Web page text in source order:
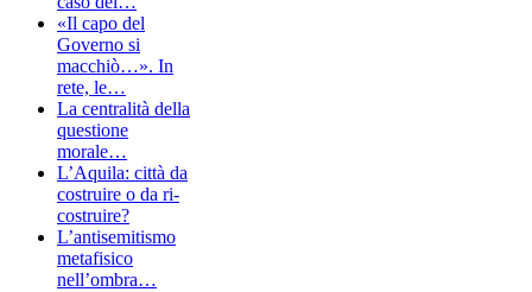
«Il capo del
Governo si
macchiò…». In
rete, le…
La centralità della
questione
morale…
L’Aquila: città da
costruire o da ri-
costruire?
L’antisemitismo
metafisico
nell’ombra…